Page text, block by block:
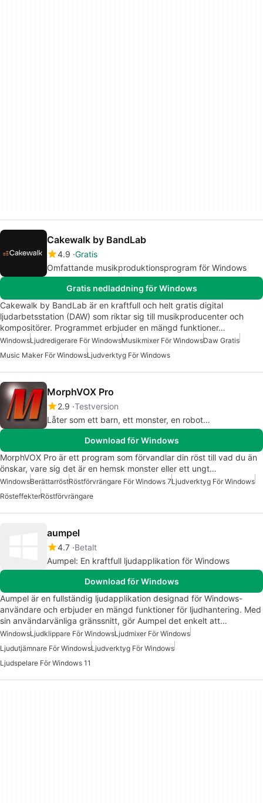
Cakewalk by BandLab
4.9 Gratis
Omfattande musikproduktionsprogram för Windows
Gratis nedladdning för Windows
Cakewalk by BandLab är en kraftfull och helt gratis digital
ljudarbetsstation (DAW) som riktar sig till musikproducenter och
kompositörer. Programmet erbjuder en mängd funktioner…
WindowsLjudredigerare För WindowsMusikmixer För WindowsDaw Gratis
Music Maker För WindowsLjudverktyg För Windows
MorphVOX Pro
2.9 Testversion
Låter som ett barn, ett monster, en robot…
Download för Windows
MorphVOX Pro är ett program som förvandlar din röst till vad du än
önskar, vare sig det är en hemsk monster eller ett ungt…
WindowsBerättarröstRöstförvrängare För Windows 7Ljudverktyg För Windows
RösteffekterRöstförvrängare
aumpel
4.7 Betalt
Aumpel: En kraftfull ljudapplikation för Windows
Download för Windows
Aumpel är en fullständig ljudapplikation designad för Windows-
användare och erbjuder en mängd funktioner för ljudhantering. Med
sin användarvänliga gränssnitt, gör Aumpel det enkelt att…
WindowsLjudklippare För WindowsLjudmixer För Windows
Ljudutjämnare För WindowsLjudverktyg För Windows
Ljudspelare För Windows 11